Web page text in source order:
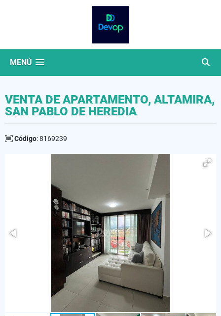
MENÚ
VENTA DE APARTAMENTO, ALTAMIRA,
SAN PABLO DE HEREDIA
Código: 8169239